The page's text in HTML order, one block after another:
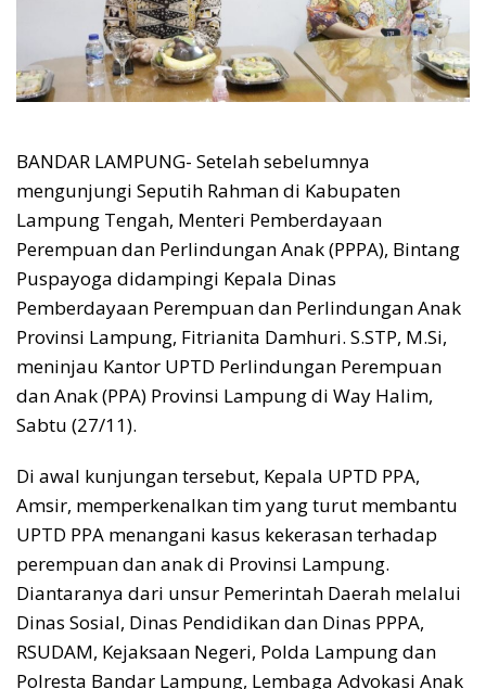
BANDAR LAMPUNG- Setelah sebelumnya
mengunjungi Seputih Rahman di Kabupaten
Lampung Tengah, Menteri Pemberdayaan
Perempuan dan Perlindungan Anak (PPPA), Bintang
Puspayoga didampingi Kepala Dinas
Pemberdayaan Perempuan dan Perlindungan Anak
Provinsi Lampung, Fitrianita Damhuri. S.STP, M.Si,
meninjau Kantor UPTD Perlindungan Perempuan
dan Anak (PPA) Provinsi Lampung di Way Halim,
Sabtu (27/11).
Di awal kunjungan tersebut, Kepala UPTD PPA,
Amsir, memperkenalkan tim yang turut membantu
UPTD PPA menangani kasus kekerasan terhadap
perempuan dan anak di Provinsi Lampung.
Diantaranya dari unsur Pemerintah Daerah melalui
Dinas Sosial, Dinas Pendidikan dan Dinas PPPA,
RSUDAM, Kejaksaan Negeri, Polda Lampung dan
Polresta Bandar Lampung, Lembaga Advokasi Anak